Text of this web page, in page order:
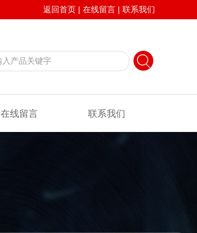
返回首页 | 在线留言 | 联系我们
在线留言 联系我们